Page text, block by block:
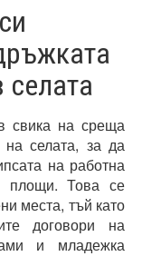
свика на среща
на селата, за да
на работна
площи. Това се
места, тъй като
договори на
и младежка